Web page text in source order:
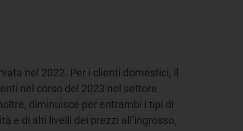
nel 2022. Per i clienti domestici, il
nel corso del 2023 nel settore
diminuisce per entrambi i tipi di
e di alti livelli dei prezzi all’ingrosso,